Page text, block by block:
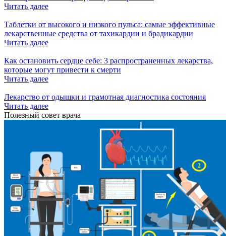
Читать далее
Таблетки от высокого и низкого пульса: самые эффективные
лекарственные средства от тахикардии и брадикардии
Читать далее
Как остановить сердце себе: 3 распространенных лекарства,
которые могут привести к смерти
Читать далее
Лекарство от одышки и грамотная диагностика состояния
Читать далее
Полезный совет врача